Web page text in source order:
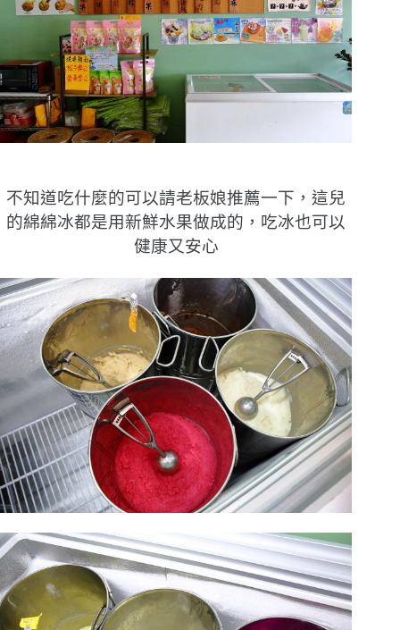
不知道吃什麼的可以請老板娘推薦一下，這兒
的綿綿冰都是用新鮮水果做成的，吃冰也可以
健康又安心